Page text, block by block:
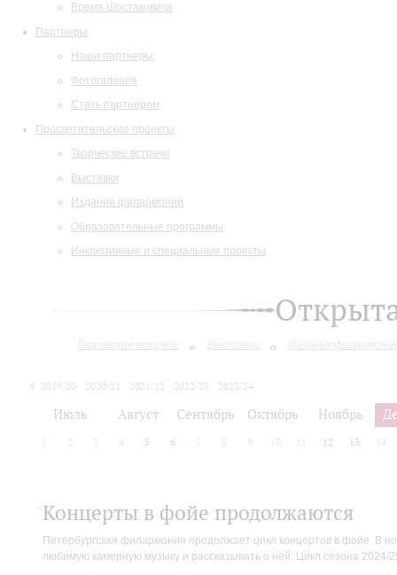
Время Шостаковича
Партнеры
Наши партнеры
Фотогалерея
Стать партнером
Просветительские проекты
Творческие встречи
Выставки
Издания филармонии
Образовательные программы
Инклюзивные и специальные проекты
Творческие встречи Выставки Издания
2019/20 2020/21 2021/22 2022/23
2023/24
Июль Август Сентябрь Октябрь Ноябрь
2 3 4 5 6 7 8 9 10 12 13 14
Концерты в фойе продолжаются
Петербургская филармония продолжает цикл концертов в фойе. В
любимую камерную музыку и рассказывать о ней. Цикл сезона